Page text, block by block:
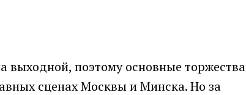
выходной, поэтому основные торжества
сценах Москвы и Минска. Но за